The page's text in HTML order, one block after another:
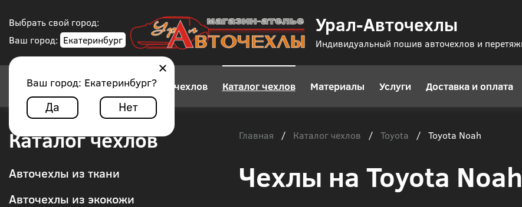
Выбрать свой город:
Ваш город: Екатеринбург
Ваш город: Екатеринбург?
Да Нет
Урал-Авточехлы
Индивидуальный пошив авточехлов и
Конструктор авточехлов Каталог чехлов Материалы Услуги Доставка и оплата
Каталог чехлов
Авточехлы из ткани
Авточехлы из экокожи
Главная / Каталог чехлов / Toyota / Toyota Noah
Чехлы на Toyota Noah